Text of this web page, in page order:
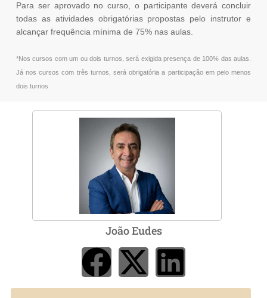
Para ser aprovado no curso, o participante deverá concluir
todas as atividades obrigatórias propostas pelo instrutor e
alcançar frequência mínima de 75% nas aulas.
*Nos cursos com um ou dois turnos, será exigida presença de 100% das aulas.
Já nos cursos com três turnos, será obrigatória a participação em pelo menos
dois turnos
João Eudes